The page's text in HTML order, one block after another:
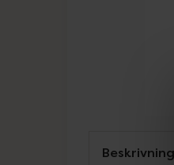
Beskrivning